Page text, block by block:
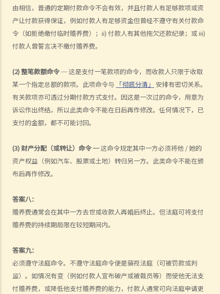
由相信，普通的定期付款命令不会有效，并且付款人有足够款项或资
产让付款获得保证，例如付款人有足够资金但曾经不遵守有关付款命
令（如拒绝缴付临时赡养费）；ii) 付款人有其他拖欠还款纪录；或 iii)
付款人曾誓言决不缴付赡养费。
(2) 整笔款额命令─ 这是支付一笔款项的命令，而收款人只限于收取
某一个指定总额的款项。此项命令与
「彻底分清」
安排有密切关系。
有关款项亦可透过分期付款方式支付。因这是一次过的命令，用意为
诉讼作出终结，所以此类命令不能在日后再作修改。任何情况下，已
支付的金额，都不可能讨回。
(3) 财产分配（或转让）命令 ─这命令规定其中一方必须将他 / 她的
资产权益（例如汽车、股票或土地）转归另一方。此类命令不能在颁
布后再作修改。
答案八：
赡养费通常会在其中一方去世或收款人再婚后终止。但法庭可将支付
赡养费的持续期局限在较短期间内。
答案九：
必须遵守法庭命令。不遵守法庭命令便是藐视法庭（可被罚款或判
监）。如情况有变（例如付款人宣布破产或被裁员等）而使他无法支
付赡养费，或降低他支付赡养费的能力，付款人通常可向法庭申请更
A. 通奸
1. 如果法庭接受配偶通奸作为离婚理由的理据，对儿童抚养相关问题和
辅助救济是否有任何好处？
2. 如果法庭接受我配偶通奸作为离婚理由的证据，我可以从我配偶那里
B. 不合理的行为
1. 如果我的配偶一年来并没有支付家庭费用，是否构成遗弃？
2. 如果我的配偶刚离开一年多而没有告诉我原因，我可以因遗弃而离婚
3. 如果我的配偶因故离开一年多（例如，在世界各地流浪、逃债），我
可以因遗弃而离婚吗？
D. 分居
2. 由于2019冠状病毒病的大流行，我在香港居住期间，我的配偶在中国
大陆工作了两年。我可以以分居两年为由离婚吗？
裂至无可挽救之地步」的区别是什么？
2. 如果我的配偶被送进监狱，我可以不经他/她同意而申请离婚吗？我可
以依靠甚么基础？如果刑期少于2年，呈请人能否以遗弃理由为依据？
对于2年或更长时间的监禁，是否可以以两年分居作为离婚理由？